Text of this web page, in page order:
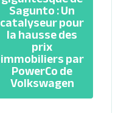
Sagunto : Un
catalyseur pour
la hausse des
prix
immobiliers par
PowerCo de
Volkswagen